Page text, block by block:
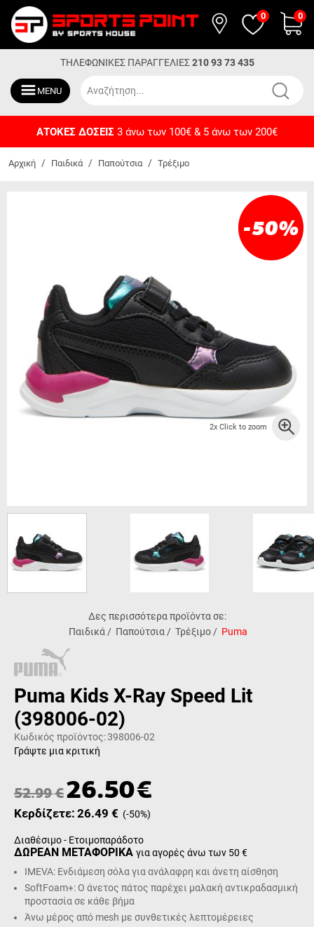
0 0
ΤΗΛΕΦΩΝΙΚΕΣ ΠΑΡΑΓΓΕΛΙΕΣ 210 93 73 435
MENU
ΔΩΡΕΑΝ ΜΕΤΑΦΟΡΙΚΑΓια αγορές άνω των 50€
Αρχική / Παιδικά / Παπούτσια / Τρέξιμο
-50%
2x Click to zoom
Δες περισσότερα προϊόντα σε:
Παιδικά / Παπούτσια / Τρέξιμο / Puma
Puma Kids X-Ray Speed Lit
(398006-02)
Κωδικός προϊόντος:398006-02
Γράψτε μια κριτική
52.99€26.50€
Κερδίζετε: 26.49 € (-50%)
Διαθέσιμο - Ετοιμοπαράδοτο
ΔΩΡΕΑΝ ΜΕΤΑΦΟΡΙΚΑ για αγορές άνω των 50 €
IMEVA: Ενδιάμεση σόλα για ανάλαφρη και άνετη αίσθηση
SoftFoam+: Ο άνετος πάτος παρέχει μαλακή αντικραδασμική
προστασία σε κάθε βήμα
Άνω μέρος από mesh με συνθετικές λεπτομέρειες